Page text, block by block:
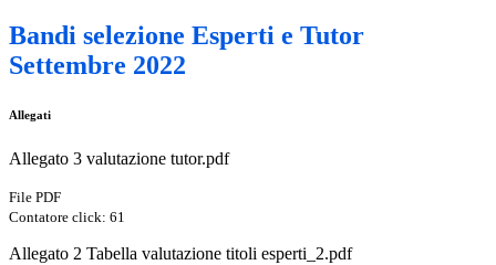
Bandi selezione Esperti e Tutor
Settembre 2022
Allegati
Allegato 3 valutazione tutor.pdf
File PDF
Contatore click: 61
Allegato 2 Tabella valutazione titoli esperti_2.pdf